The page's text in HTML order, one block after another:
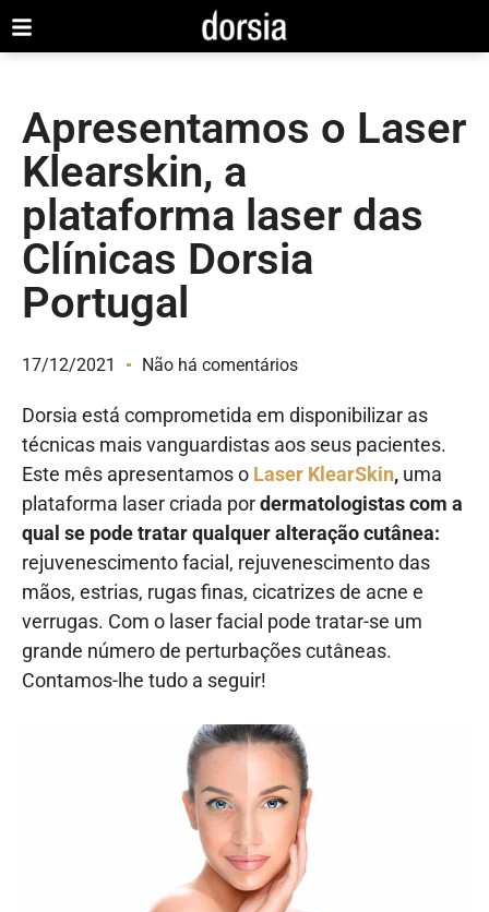
Apresentamos o Laser
Klearskin, a
plataforma laser das
Clínicas Dorsia
Portugal
17/12/2021 Não há comentários
Dorsia está comprometida em disponibilizar as
técnicas mais vanguardistas aos seus pacientes.
Este mês apresentamoso Laser KlearSkin, uma
plataforma lasercriada pordermatologistas com a
qual se pode tratar qualquer alteração cutânea:
rejuvenescimento facial, rejuvenescimento das
mãos, estrias, rugas finas, cicatrizes de acne e
verrugas. Com o laser facial pode tratar-se um
grande número de perturbações cutâneas.
Contamos-lhe tudo a seguir!